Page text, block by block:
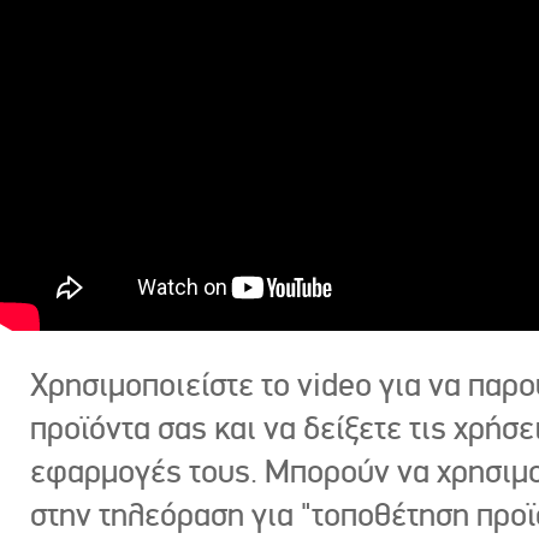
Χρησιμοποιείστε το video για να
προϊόντα σας και να δείξετε τις
εφαρμογές τους. Μπορούν να
στην τηλεόραση για "τοποθέτηση